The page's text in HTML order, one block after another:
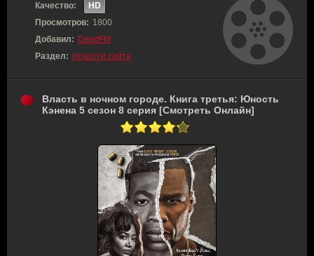
Качество:
HD
Просмотров: 1800
Добавил: DeadFM
Раздел: Новости сайта
Власть в ночном городе. Книга третья: Юность
Кэнена 5 сезон 8 серия [Смотреть Онлайн]